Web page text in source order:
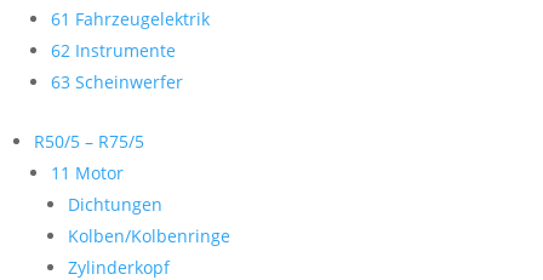
61 Fahrzeugelektrik
62 Instrumente
63 Scheinwerfer
R50/5 – R75/5
11 Motor
Dichtungen
Kolben/Kolbenringe
Zylinderkopf